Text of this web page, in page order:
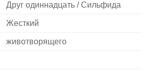
Друг одиннадцать / Сильфида
Жесткий
животворящего